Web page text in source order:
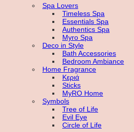
Spa Lovers
Timeless Spa
Essentials Spa
Authentics Spa
Myro Spa
Deco in Style
Bath Accessories
Bedroom Ambiance
Home Fragrance
Κεριά
Sticks
MyRO Home
Symbols
Tree of Life
Evil Eye
Circle of Life